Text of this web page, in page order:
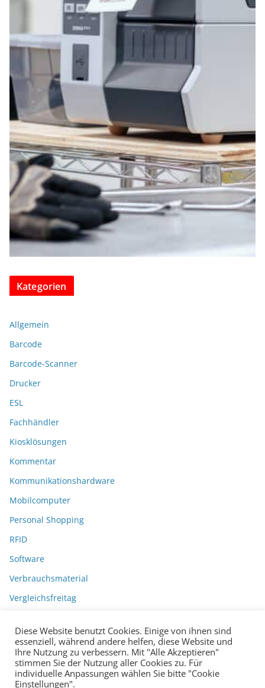
Kategorien
Allgemein
Barcode
Barcode-Scanner
Drucker
ESL
Fachhändler
Kiosklösungen
Kommentar
Kommunikationshardware
Mobilcomputer
Personal Shopping
RFID
Software
Verbrauchsmaterial
Vergleichsfreitag
Diese Website benutzt Cookies. Einige von ihnen sind
essenziell, während andere helfen, diese Website und
Ihre Nutzung zu verbessern. Mit "Alle Akzeptieren"
stimmen Sie der Nutzung aller Cookies zu. Für
individuelle Anpassungen wählen Sie bitte "Cookie
Einstellungen".